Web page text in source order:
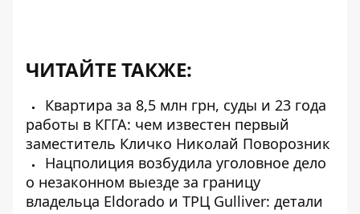
ЧИТАЙТЕ ТАКЖЕ:
Квартира за 8,5 млн грн, суды и 23 года
работы в КГГА: чем известен первый
заместитель Кличко Николай Поворозник
Нацполиция возбудила уголовное дело
о незаконном выезде за границу
владельца Eldorado и ТРЦ Gulliver: детали